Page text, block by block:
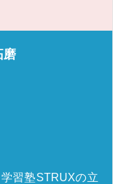
磨
習塾STRUXの立